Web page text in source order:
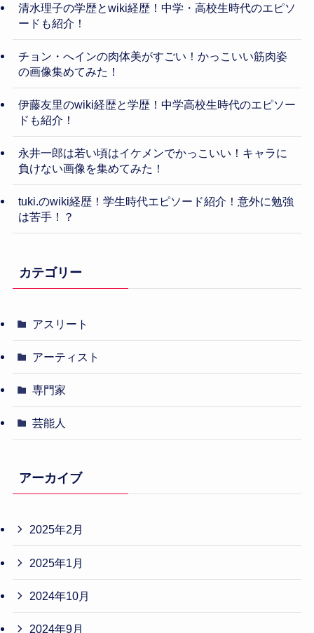
清水理子の学歴とwiki経歴！中学・高校生時代のエピソ
ードも紹介！
チョン・へインの肉体美がすごい！かっこいい筋肉姿
の画像集めてみた！
伊藤友里のwiki経歴と学歴！中学高校生時代のエピソー
ドも紹介！
永井一郎は若い頃はイケメンでかっこいい！キャラに
負けない画像を集めてみた！
tuki.のwiki経歴！学生時代エピソード紹介！意外に勉強
は苦手！？
カテゴリー
アスリート
アーティスト
専門家
芸能人
アーカイブ
2025年2月
2025年1月
2024年10月
2024年9月